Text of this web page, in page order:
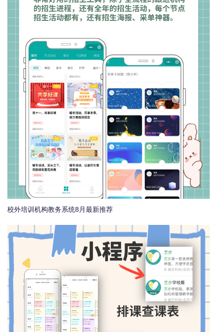
校外培训机构教务系统8月最新推荐